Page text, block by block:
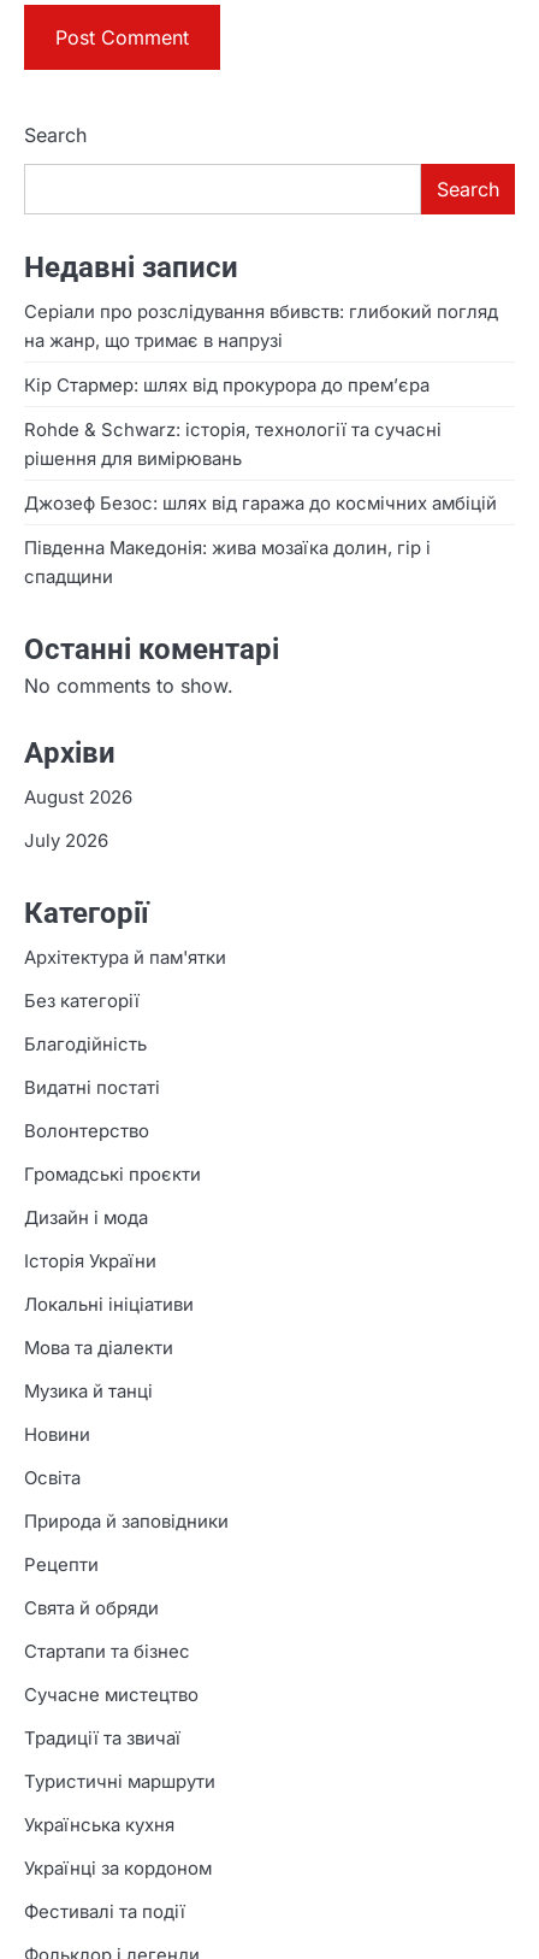
Search
Search
Недавні записи
Серіали про розслідування вбивств: глибокий погляд
на жанр, що тримає в напрузі
Кір Стармер: шлях від прокурора до прем’єра
Rohde & Schwarz: історія, технології та сучасні
рішення для вимірювань
Джозеф Безос: шлях від гаража до космічних амбіцій
Південна Македонія: жива мозаїка долин, гір і
спадщини
Останні коментарі
No comments to show.
Архіви
August 2026
July 2026
Категорії
Архітектура й пам'ятки
Без категорії
Благодійність
Видатні постаті
Волонтерство
Громадські проєкти
Дизайн і мода
Історія України
Локальні ініціативи
Мова та діалекти
Музика й танці
Новини
Освіта
Природа й заповідники
Рецепти
Свята й обряди
Стартапи та бізнес
Сучасне мистецтво
Традиції та звичаї
Туристичні маршрути
Українська кухня
Українці за кордоном
Фестивалі та події